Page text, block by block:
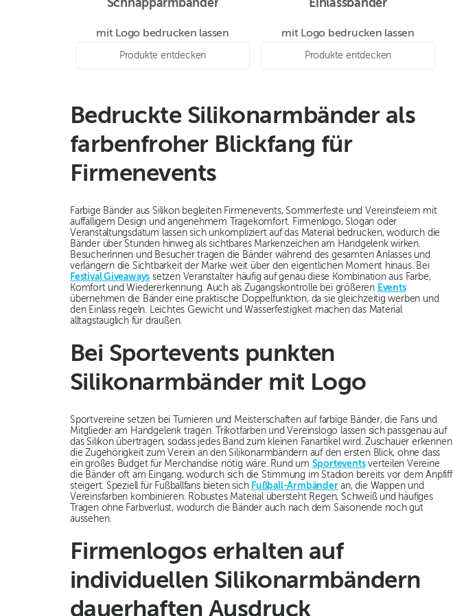
Schnapparmbänder
mit Logo bedrucken lassen
Produkte entdecken
Einlassbänder
mit Logo bedrucken lassen
Produkte entdecken
Bedruckte Silikonarmbänder als
farbenfroher Blickfang für
Firmenevents
Farbige Bänder aus Silikon begleiten Firmenevents, Sommerfeste und Vereinsfeiern mit
auffälligem Design und angenehmem Tragekomfort. Firmenlogo, Slogan oder
Veranstaltungsdatum lassen sich unkompliziert auf das Material bedrucken, wodurch die
Bänder über Stunden hinweg als sichtbares Markenzeichen am Handgelenk wirken.
Besucherinnen und Besucher tragen die Bänder während des gesamten Anlasses und
verlängern die Sichtbarkeit der Marke weit über den eigentlichen Moment hinaus. Bei
Festival Giveaways setzen Veranstalter häufig auf genau diese Kombination aus Farbe,
Komfort und Wiedererkennung. Auch als Zugangskontrolle bei größeren Events
übernehmen die Bänder eine praktische Doppelfunktion, da sie gleichzeitig werben und
den Einlass regeln. Leichtes Gewicht und Wasserfestigkeit machen das Material
alltagstauglich für draußen.
Bei Sportevents punkten
Silikonarmbänder mit Logo
Sportvereine setzen bei Turnieren und Meisterschaften auf farbige Bänder, die Fans und
Mitglieder am Handgelenk tragen. Trikotfarben und Vereinslogo lassen sich passgenau auf
das Silikon übertragen, sodass jedes Band zum kleinen Fanartikel wird. Zuschauer erkennen
die Zugehörigkeit zum Verein an den Silikonarmbändern auf den ersten Blick, ohne dass
ein großes Budget für Merchandise nötig wäre. Rund um Sporteventsverteilen Vereine
die Bänder oft am Eingang, wodurch sich die Stimmung im Stadion bereits vor dem Anpfiff
steigert. Speziell für Fußballfans bieten sich Fußball-Armbänderan, die Wappen und
Vereinsfarben kombinieren. Robustes Material übersteht Regen, Schweiß und häufiges
Tragen ohne Farbverlust, wodurch die Bänder auch nach dem Saisonende noch gut
aussehen.
Firmenlogos erhalten auf
individuellen Silikonarmbändern
dauerhaften Ausdruck